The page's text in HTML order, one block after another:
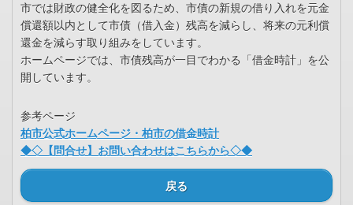
市では財政の健全化を図るため、市債の新規の借り入れを元金
償還額以内として市債（借入金）残高を減らし、将来の元利償
還金を減らす取り組みをしています。
ホームページでは、市債残高が一目でわかる「借金時計」を公
開しています。
参考ページ
柏市公式ホームページ・柏市の借金時計
◆◇【問合せ】お問い合わせはこちらから◇◆
戻る